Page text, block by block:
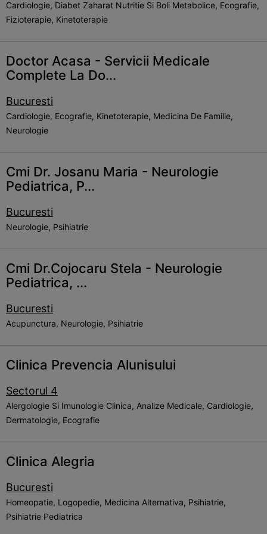
Cardiologie, Diabet Zaharat Nutritie Si Boli Metabolice, Ecografie,
Fizioterapie, Kinetoterapie
Doctor Acasa - Servicii Medicale
Complete La Do...
Bucuresti
Cardiologie, Ecografie, Kinetoterapie, Medicina De Familie,
Neurologie
Cmi Dr. Josanu Maria - Neurologie
Pediatrica, P...
Bucuresti
Neurologie, Psihiatrie
Cmi Dr.Cojocaru Stela - Neurologie
Pediatrica, ...
Bucuresti
Acupunctura, Neurologie, Psihiatrie
Clinica Prevencia Alunisului
Sectorul 4
Alergologie Si Imunologie Clinica, Analize Medicale, Cardiologie,
Dermatologie, Ecografie
Clinica Alegria
Bucuresti
Homeopatie, Logopedie, Medicina Alternativa, Psihiatrie,
Psihiatrie Pediatrica